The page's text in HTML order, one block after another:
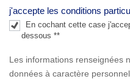
j'accepte les conditions
En cochant cette case
dessous **
Les informations renseignées
données à caractère
.